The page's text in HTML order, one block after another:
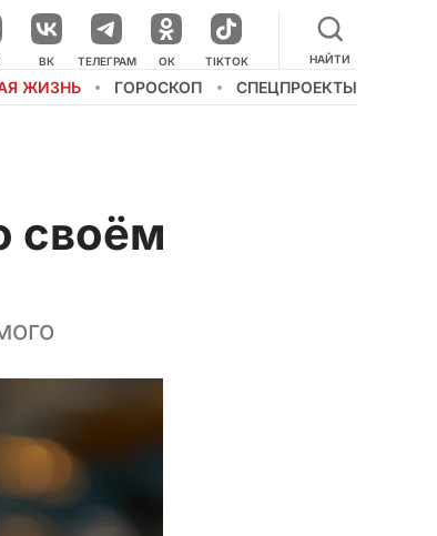
В МЕССЕНДЖЕРЕ
ВК ТЕЛЕГРАМ ОК TIKTOK НАЙТИ
ЖИЗНЬ ГОРОСКОП СПЕЦПРОЕКТЫ
своём